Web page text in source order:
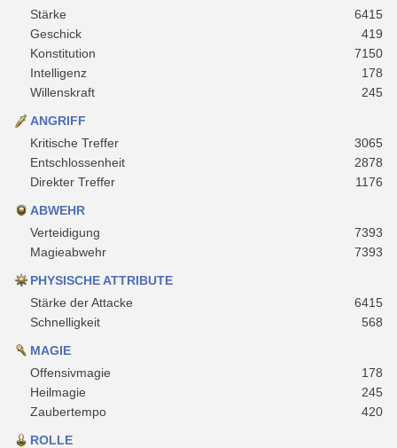
Stärke
6415
Geschick
419
Konstitution
7150
Intelligenz
178
Willenskraft
245
ANGRIFF
Kritische Treffer
3065
Entschlossenheit
2878
Direkter Treffer
1176
ABWEHR
Verteidigung
7393
Magieabwehr
7393
PHYSISCHE ATTRIBUTE
Stärke der Attacke
6415
Schnelligkeit
568
MAGIE
Offensivmagie
178
Heilmagie
245
Zaubertempo
420
ROLLE